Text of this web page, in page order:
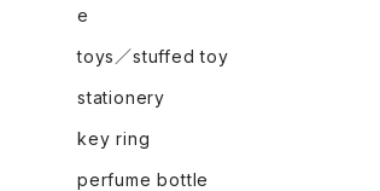
e
toys／stuffed toy
stationery
key ring
perfume bottle